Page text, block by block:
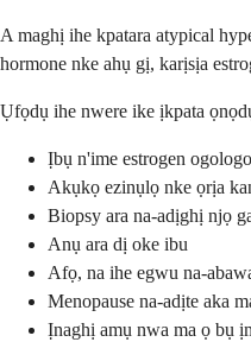
A maghị ihe kpatara atypical
hormone nke ahụ gị, karịsịa
Ụfọdụ ihe nwere ike ịkpata
Ịbụ n'ime estrogen
Akụkọ ezinụlọ nke ọrịa
Biopsy ara na-adịghị njọ
Anụ ara dị oke ibu
Afọ, na ihe egwu na-
Menopause na-adịte aka
Ịnaghị amụ nwa ma ọ bụ